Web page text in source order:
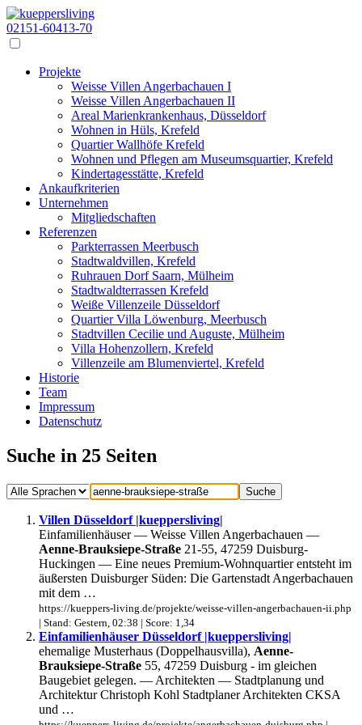
02151-60413-70
Projekte
Weisse Villen Angerbachauen I
Weisse Villen Angerbachauen II
Areal Marienkrankenhaus, Düsseldorf
Wohnen in Hüls, Krefeld
Quartier Wallhöfe Krefeld
Wohnen und Pflegen am Museumsquartier, Krefeld
Kindertagesstätte, Krefeld
Ankaufkriterien
Unternehmen
Mitgliedschaften
Referenzen
Parkterrassen Meerbusch
Stadtwaldvillen, Krefeld
Ruhrauen Dorf Saarn, Mülheim
Stadtwaldterrassen Krefeld
Weiße Villenzeile Düsseldorf
Quartier Villa Löwenburg, Meerbusch
Stadtvillen Cecilie und Auguste, Mülheim
Villa Hohenzollern, Krefeld
Villenzeile am Blumenviertel, Krefeld
Historie
Team
Impressum
Datenschutz
Suche in 25 Seiten
Villen Düsseldorf |kueppersliving|
Einfamilienhäuser — Weisse Villen Angerbachauen —
Aenne-Brauksiepe-Straße 21-55, 47259 Duisburg-
Huckingen — Eine neues Premium-Wohnquartier entsteht im
äußersten Duisburger Süden: Die Gartenstadt Angerbachauen
mit dem …
https://kueppers-living.de/projekte/weisse-villen-angerbachauen-ii.php
| Stand: Gestern, 02:38 | Score: 1,34
Einfamilienhäuser Düsseldorf |kueppersliving|
ehemalige Musterhaus (Doppelhausvilla), Aenne-
Brauksiepe-Straße 55, 47259 Duisburg - im gleichen
Baugebiet gelegen. — Architekten — Stadtplanung und
Architektur Christoph Kohl Stadtplaner Architekten CKSA
und …